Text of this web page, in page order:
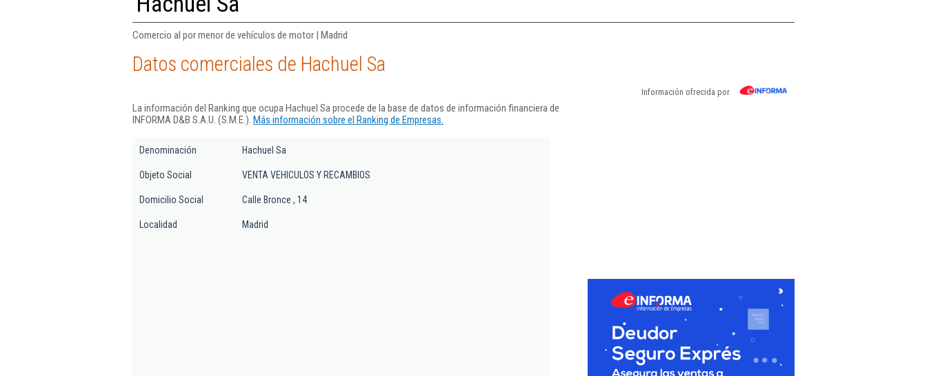
Comercio al por menor de vehículos de motor | Madrid
Datos comerciales de Hachuel Sa
Información ofrecida por
La información del Ranking que ocupa Hachuel Sa procede de la base de datos de información financiera de
INFORMA D&B S.A.U. (S.M.E.). Más información sobre el Ranking de Empresas.
Denominación Hachuel Sa
Objeto Social VENTA VEHICULOS Y RECAMBIOS
Domicilio Social Calle Bronce , 14
Localidad Madrid